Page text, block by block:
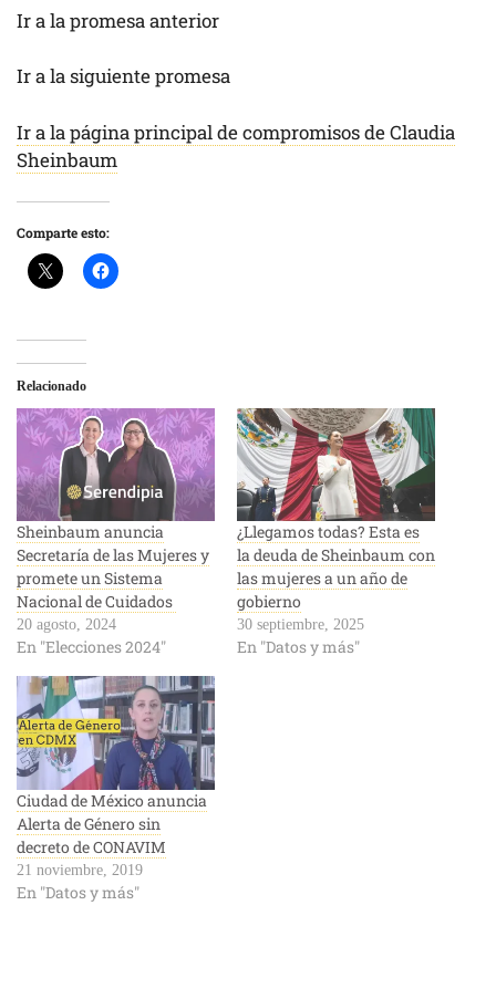
Ir a la promesa anterior
Ir a la siguiente promesa
Ir a la página principal de compromisos de Claudia
Sheinbaum
Comparte esto:
Relacionado
Sheinbaum anuncia
Secretaría de las Mujeres y
promete un Sistema
Nacional de Cuidados
20 agosto, 2024
En "Elecciones 2024"
¿Llegamos todas? Esta es
la deuda de Sheinbaum con
las mujeres a un año de
gobierno
30 septiembre, 2025
En "Datos y más"
Ciudad de México anuncia
Alerta de Género sin
decreto de CONAVIM
21 noviembre, 2019
En "Datos y más"